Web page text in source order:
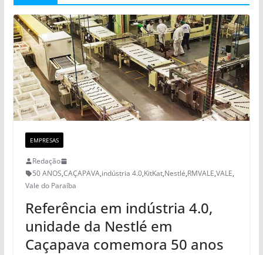
EMPRESAS
Redação
50 ANOS,CAÇAPAVA,indústria 4.0,KitKat,Nestlé,RMVALE,VALE,
Vale do Paraíba
Referência em indústria 4.0,
unidade da Nestlé em
Caçapava comemora 50 anos